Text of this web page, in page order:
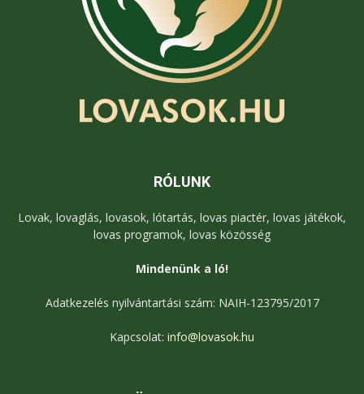
RÓLUNK
Lovak, lovaglás, lovasok, lótartás, lovas piactér, lovas játékok,
lovas programok, lovas közösség
Mindenünk a ló!
Adatkezelés nyilvántartási szám: NAIH-123795/2017
Kapcsolat: info@lovasok.hu